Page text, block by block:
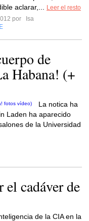
aclarar,...
Leer el resto
por
Isa
de
Habana! (+
La notica ha
Laden ha aparecido
de la Universidad
cadáver de
de la CIA en la